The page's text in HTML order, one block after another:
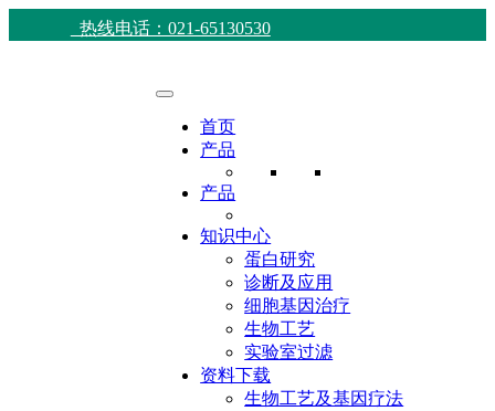
热线电话：021-65130530
首页
产品
产品
知识中心
蛋白研究
诊断及应用
细胞基因治疗
生物工艺
实验室过滤
资料下载
生物工艺及基因疗法